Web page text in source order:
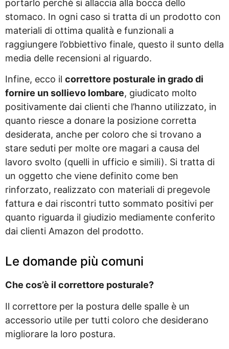
portarlo perchè si allaccia alla bocca dello
stomaco. In ogni caso si tratta di un prodotto con
materiali di ottima qualità e funzionali a
raggiungere l’obbiettivo finale, questo il sunto della
media delle recensioni al riguardo.
Infine, ecco il correttore posturale in grado di
fornire un sollievo lombare, giudicato molto
positivamente dai clienti che l’hanno utilizzato, in
quanto riesce a donare la posizione corretta
desiderata, anche per coloro che si trovano a
stare seduti per molte ore magari a causa del
lavoro svolto (quelli in ufficio e simili). Si tratta di
un oggetto che viene definito come ben
rinforzato, realizzato con materiali di pregevole
fattura e dai riscontri tutto sommato positivi per
quanto riguarda il giudizio mediamente conferito
dai clienti Amazon del prodotto.
Le domande più comuni
Che cos’è il correttore posturale?
Il correttore per la postura delle spalle è un
accessorio utile per tutti coloro che desiderano
migliorare la loro postura.